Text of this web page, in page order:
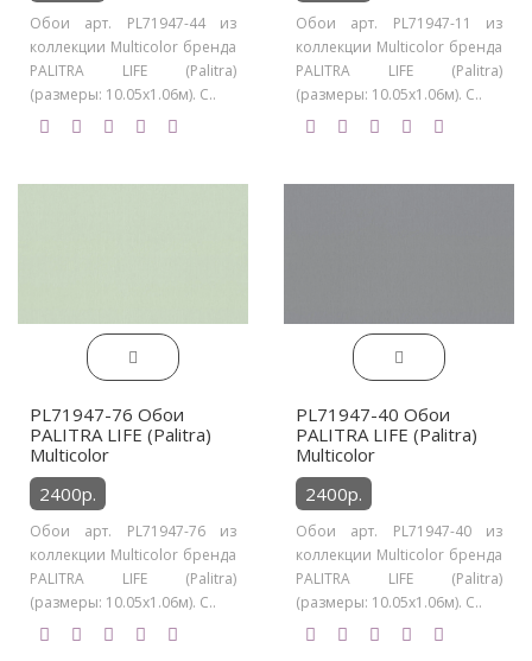
Обои арт. PL71947-44 из
коллекции Multicolor бренда
PALITRA LIFE (Palitra)
(размеры: 10.05х1.06м). С..
Обои арт. PL71947-11 из
коллекции Multicolor бренда
PALITRA LIFE (Palitra)
(размеры: 10.05х1.06м). С..
PL71947-76 Обои
PALITRA LIFE (Palitra)
Multicolor
2400р.
Обои арт. PL71947-76 из
коллекции Multicolor бренда
PALITRA LIFE (Palitra)
(размеры: 10.05х1.06м). С..
PL71947-40 Обои
PALITRA LIFE (Palitra)
Multicolor
2400р.
Обои арт. PL71947-40 из
коллекции Multicolor бренда
PALITRA LIFE (Palitra)
(размеры: 10.05х1.06м). С..